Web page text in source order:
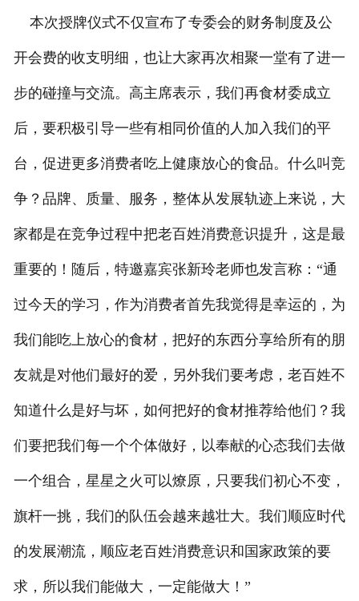
本次授牌仪式不仅宣布了专委会的财务制度及公
开会费的收支明细，也让大家再次相聚一堂有了进一
步的碰撞与交流。高主席表示，我们再食材委成立
后，要积极引导一些有相同价值的人加入我们的平
台，促进更多消费者吃上健康放心的食品。什么叫竞
争？品牌、质量、服务，整体从发展轨迹上来说，大
家都是在竞争过程中把老百姓消费意识提升，这是最
重要的！随后，特邀嘉宾张新玲老师也发言称：“通
过今天的学习，作为消费者首先我觉得是幸运的，为
我们能吃上放心的食材，把好的东西分享给所有的朋
友就是对他们最好的爱，另外我们要考虑，老百姓不
知道什么是好与坏，如何把好的食材推荐给他们？我
们要把我们每一个个体做好，以奉献的心态我们去做
一个组合，星星之火可以燎原，只要我们初心不变，
旗杆一挑，我们的队伍会越来越壮大。我们顺应时代
的发展潮流，顺应老百姓消费意识和国家政策的要
求，所以我们能做大，一定能做大！”